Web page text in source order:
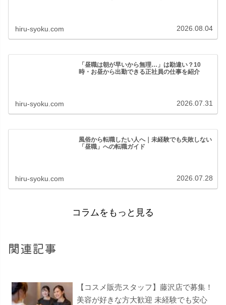
hiru-syoku.com 2026.08.04
「昼職は朝が早いから無理…」は勘違い？10
時・お昼から出勤できる正社員の仕事を紹介
hiru-syoku.com 2026.07.31
風俗から転職したい人へ｜未経験でも失敗しない
「昼職」への転職ガイド
hiru-syoku.com 2026.07.28
コラムをもっと見る
関連記事
【コスメ販売スタッフ】藤沢店で募集！
美容が好きな方大歓迎 未経験でも安心